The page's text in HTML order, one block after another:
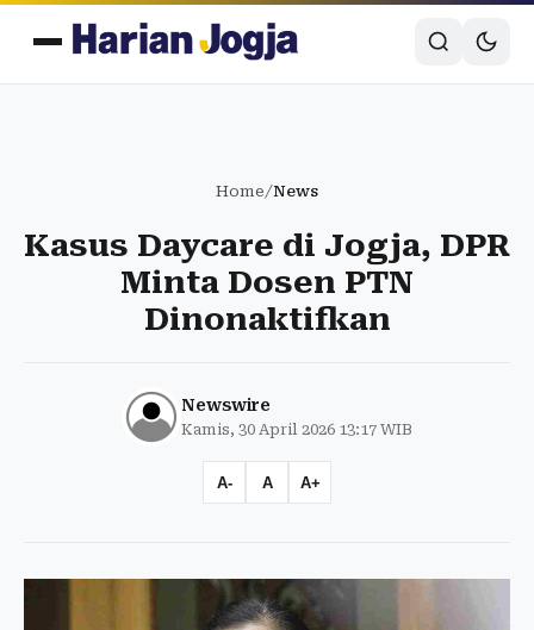
Home/News
Kasus Daycare di Jogja, DPR
Minta Dosen PTN
Dinonaktifkan
Newswire
Kamis, 30 April 2026 13:17 WIB
A- A A+